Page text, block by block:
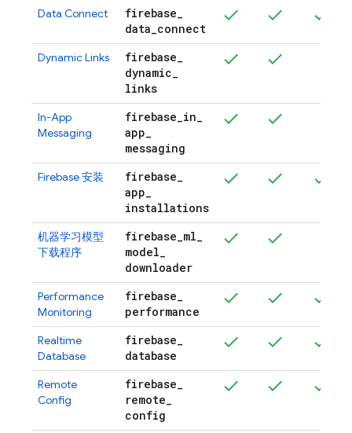
Data Connect firebase_
data_connect
Dynamic Links firebase_
dynamic_
links
In-App
Messaging
firebase_in_
app_
messaging
Firebase安装 firebase_
app_
installations
机器学习模型
下载程序
firebase_ml_
model_
downloader
Performance
Monitoring
firebase_
performance
Realtime
Database
firebase_
database
Remote
Config
firebase_
remote_
config